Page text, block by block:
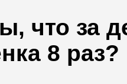
что за
8 раз?